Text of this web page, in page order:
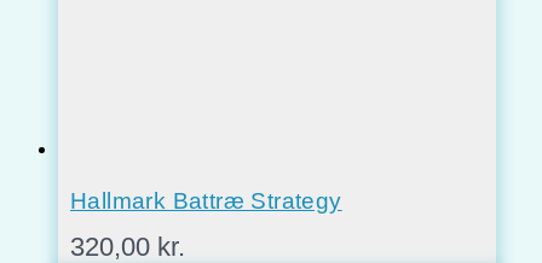
Hallmark Battræ Strategy
320,00 kr.